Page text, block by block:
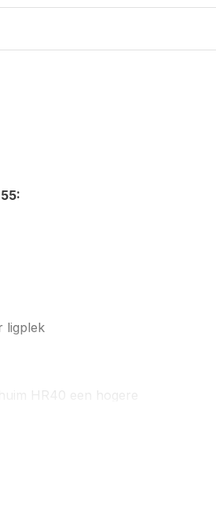
ligplek
HR40 een hogere